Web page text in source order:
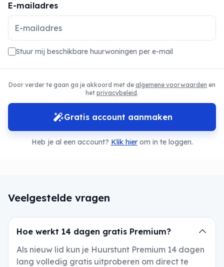
E-mailadres
Stuur mij beschikbare huurwoningen per e-mail
Door verder te gaan ga je akkoord met de algemene voorwaarden en
het privacybeleid .
Gratis account aanmaken
Heb je al een account? Klik hierom in te loggen.
Veelgestelde vragen
Hoe werkt 14 dagen gratis Premium?
Als nieuw lid kun je Huurstunt Premium 14 dagen
lang volledig gratis uitproberen om direct te